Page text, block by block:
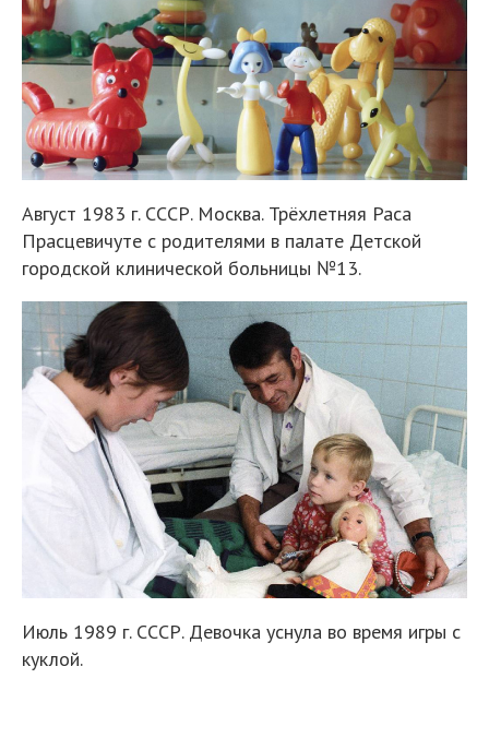
Август 1983 г. СССР. Москва. Трёхлетняя Раса
Прасцевичуте с родителями в палате Детской
городской клинической больницы №13.
Июль 1989 г. СССР. Девочка уснула во время игры с
куклой.